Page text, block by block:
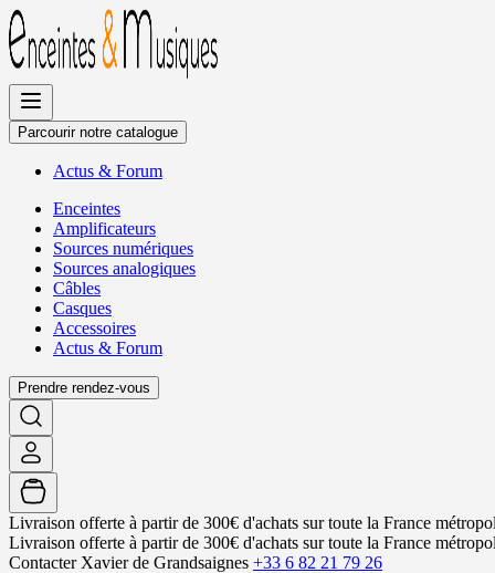
Allez
au
contenu
Parcourir notre catalogue
Actus & Forum
Enceintes
Amplificateurs
Sources numériques
Sources analogiques
Câbles
Casques
Accessoires
Actus & Forum
Prendre rendez-vous
Livraison offerte à partir de 300€ d'achats sur toute la France
Livraison offerte à partir de 300€ d'achats sur toute la France
Contacter Xavier de Grandsaignes +33 6 82 21 79 26